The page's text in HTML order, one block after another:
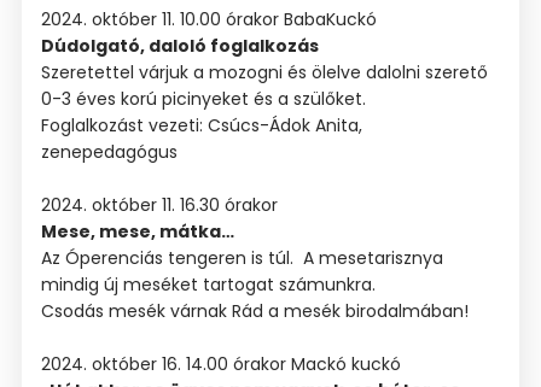
2024. október 11. 10.00 órakor BabaKuckó
Dúdolgató, daloló foglalkozás
Szeretettel várjuk a mozogni és ölelve dalolni szerető
0-3 éves korú picinyeket és a szülőket.
Foglalkozást vezeti: Csúcs-Ádok Anita,
zenepedagógus
2024. október 11. 16.30 órakor
Mese, mese, mátka…
Az Óperenciás tengeren is túl. A mesetarisznya
mindig új meséket tartogat számunkra.
Csodás mesék várnak Rád a mesék birodalmában!
2024. október 16. 14.00 órakor Mackó kuckó